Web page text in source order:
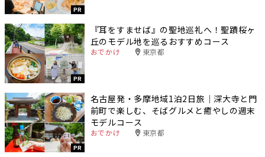
PR
PR
『耳をすませば』の聖地巡礼へ！聖蹟桜ヶ
丘のモデル地を巡るおすすめコース
おでかけ 東京都
PR
名古屋発・多摩地域1泊2日旅｜深大寺と門
前町で楽しむ、そばグルメと癒やしの週末
モデルコース
おでかけ 東京都